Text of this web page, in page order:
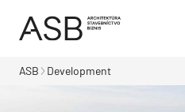
ASB Development